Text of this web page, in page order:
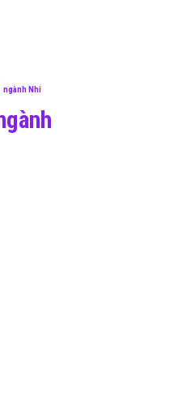
ngành Nhi